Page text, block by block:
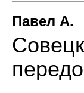
Павел А.